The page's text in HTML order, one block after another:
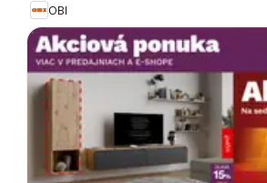
OBI